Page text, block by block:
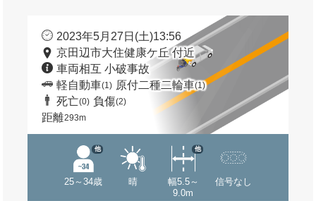
2023年5月27日(土)13:56
京田辺市大住健康ケ丘 付近
車両相互 小破事故
軽自動車(1) 原付二種二輪車(1)
死亡(0) 負傷(2)
距離293m
25～34歳
他
晴
幅5.5～
9.0m
他
信号なし